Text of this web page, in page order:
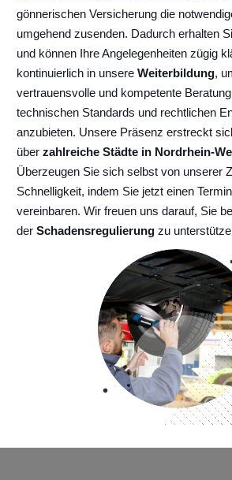
gönnerischen Versicherung die
umgehend zusenden. Dadurch erhalten
und können Ihre Angelegenheiten zügig
kontinuierlich in unsere Weiterbildung,
vertrauensvolle und kompetente
technischen Standards und rechtlichen
anzubieten. Unsere Präsenz erstreckt
über zahlreiche Städte in Nordrhein-
Überzeugen Sie sich selbst von unserer
Schnelligkeit, indem Sie jetzt einen
vereinbaren. Wir freuen uns darauf, Sie
der Schadensregulierung zu